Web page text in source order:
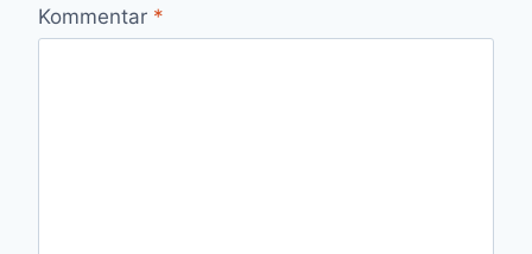
Kommentar *